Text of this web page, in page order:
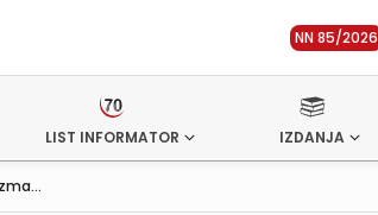
NN 85/2026
LIST INFORMATOR IZDANJA